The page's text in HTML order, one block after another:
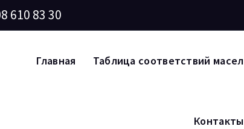
610 83 30
Главная Таблица соответствий масел
Контакты